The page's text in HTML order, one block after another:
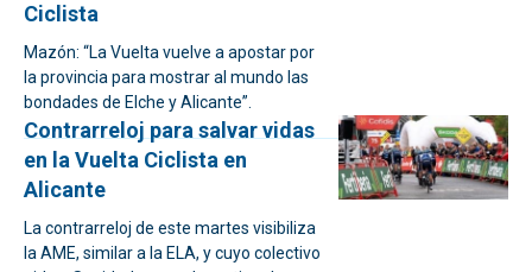
Ciclista
Mazón: “La Vuelta vuelve a apostar por
la provincia para mostrar al mundo las
bondades de Elche y Alicante”.
Contrarreloj para salvar vidas
en la Vuelta Ciclista en
Alicante
La contrarreloj de este martes visibiliza
la AME, similar a la ELA, y cuyo colectivo